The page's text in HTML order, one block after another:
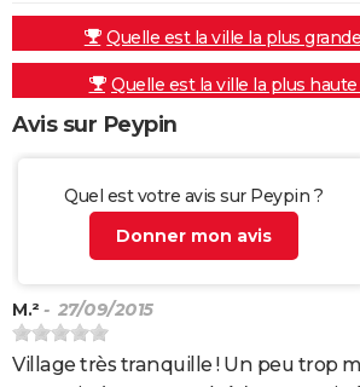
Quelle est la ville la plus
Quelle est la ville la plus haute
Avis sur Peypin
Quel est votre avis sur Peypin ?
Donner mon avis
M.² - 27/09/2015
Village très tranquille ! Un peu trop